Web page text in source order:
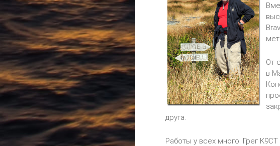
От
в
друга.
Работы у всех много. Грег